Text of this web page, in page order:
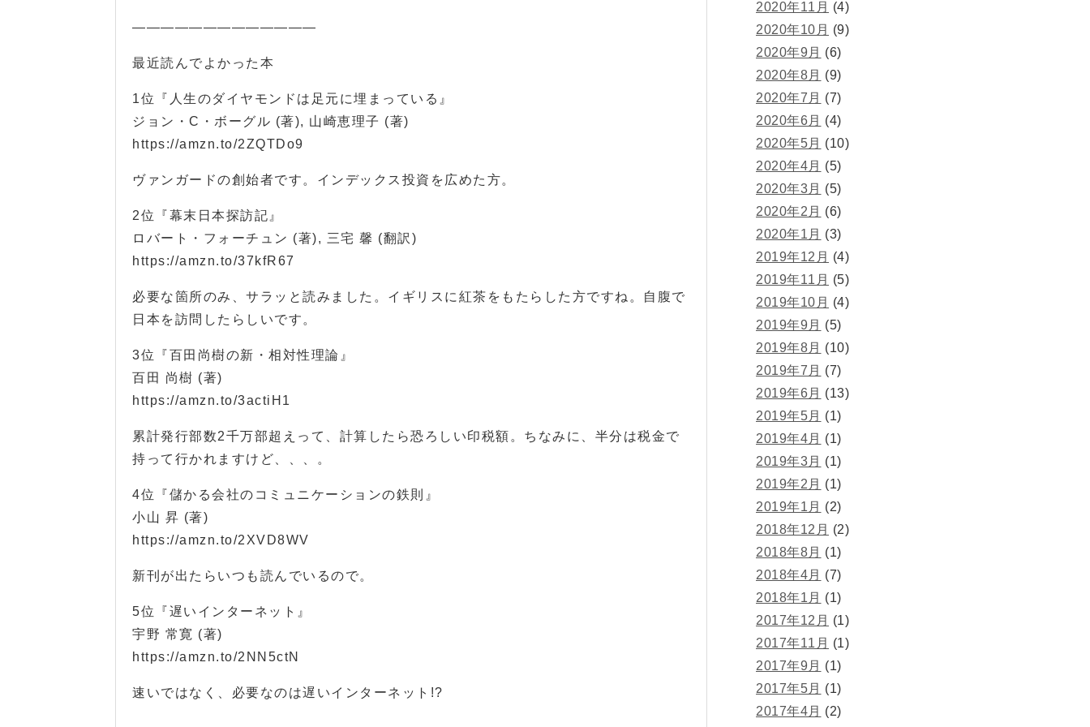
—————————————
最近読んでよかった本
1位『人生のダイヤモンドは足元に埋まっている』
ジョン・C・ボーグル (著), 山崎恵理子 (著)
https://amzn.to/2ZQTDo9
ヴァンガードの創始者です。インデックス投資を広めた方。
2位『幕末日本探訪記』
ロバート・フォーチュン (著), 三宅 馨 (翻訳)
https://amzn.to/37kfR67
必要な箇所のみ、サラッと読みました。イギリスに紅茶をもたらした方ですね。自腹で
日本を訪問したらしいです。
3位『百田尚樹の新・相対性理論』
百田 尚樹 (著)
https://amzn.to/3actiH1
累計発行部数2千万部超えって、計算したら恐ろしい印税額。ちなみに、半分は税金で
持って行かれますけど、、、。
4位『儲かる会社のコミュニケーションの鉄則』
小山 昇 (著)
https://amzn.to/2XVD8WV
新刊が出たらいつも読んでいるので。
5位『遅いインターネット』
宇野 常寛 (著)
https://amzn.to/2NN5ctN
速いではなく、必要なのは遅いインターネット!?
2020年11月 (4)
2020年10月 (9)
2020年9月 (6)
2020年8月 (9)
2020年7月 (7)
2020年6月 (4)
2020年5月 (10)
2020年4月 (5)
2020年3月 (5)
2020年2月 (6)
2020年1月 (3)
2019年12月 (4)
2019年11月 (5)
2019年10月 (4)
2019年9月 (5)
2019年8月 (10)
2019年7月 (7)
2019年6月 (13)
2019年5月 (1)
2019年4月 (1)
2019年3月 (1)
2019年2月 (1)
2019年1月 (2)
2018年12月 (2)
2018年8月 (1)
2018年4月 (7)
2018年1月 (1)
2017年12月 (1)
2017年11月 (1)
2017年9月 (1)
2017年5月 (1)
2017年4月 (2)